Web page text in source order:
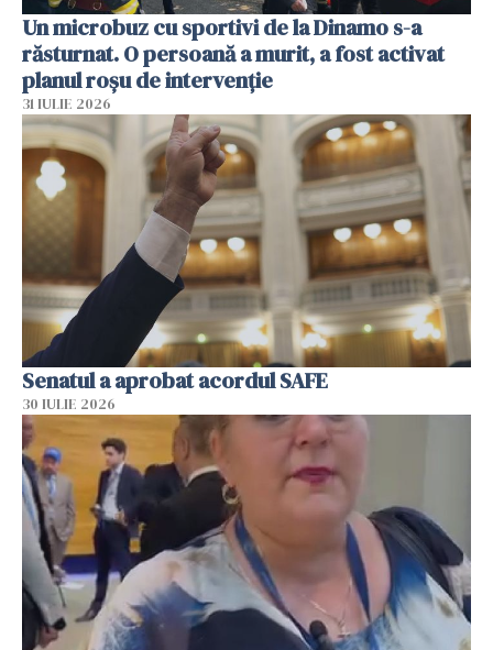
Un microbuz cu sportivi de la Dinamo s-a
răsturnat. O persoană a murit, a fost activat
planul roșu de intervenție
31 IULIE 2026
Senatul a aprobat acordul SAFE
30 IULIE 2026